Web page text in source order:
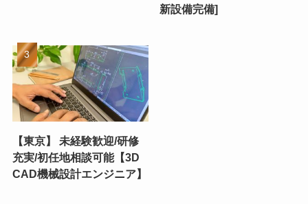
新設備完備]
【東京】 未経験歓迎/研修
充実/初任地相談可能【3D
CAD機械設計エンジニア】